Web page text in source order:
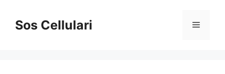
contenuto
Sos Cellulari Menu